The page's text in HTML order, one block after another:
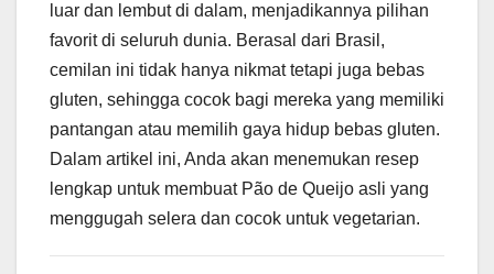
luar dan lembut di dalam, menjadikannya pilihan
favorit di seluruh dunia. Berasal dari Brasil,
cemilan ini tidak hanya nikmat tetapi juga bebas
gluten, sehingga cocok bagi mereka yang memiliki
pantangan atau memilih gaya hidup bebas gluten.
Dalam artikel ini, Anda akan menemukan resep
lengkap untuk membuat Pão de Queijo asli yang
menggugah selera dan cocok untuk vegetarian.